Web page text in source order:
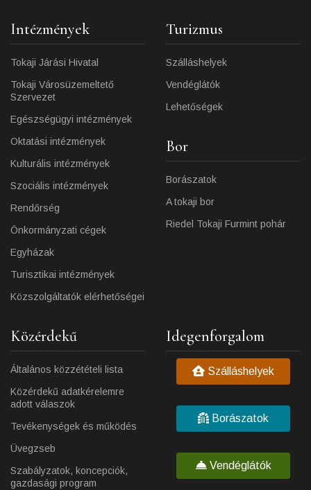
Intézmények
Tokaji Járási Hivatal
Tokaji Városüzemeltető
Szervezet
Egészségügyi intézmények
Oktatási intézmények
Kulturális intézmények
Szociális intézmények
Rendőrség
Önkormányzati cégek
Egyházak
Turisztikai intézmények
Közszolgáltatók elérhetőségei
Turizmus
Szálláshelyek
Vendéglátók
Lehetőségek
Bor
Borászatok
A tokaji bor
Riedel Tokaji Furmint pohár
Közérdekű
Általános közzétételi lista
Közérdekű adatkérelemre
adott válaszok
Tevékenységek és működés
Üvegzseb
Szabályzatok, koncepciók,
gazdasági program
Idegenforgalom
Szálláshelyek
Borászatok
Vendéglátók